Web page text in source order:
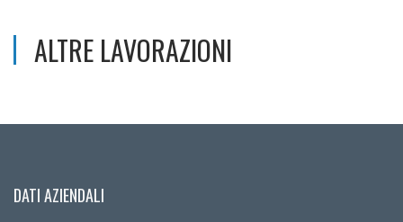
ALTRE LAVORAZIONI
DATI AZIENDALI